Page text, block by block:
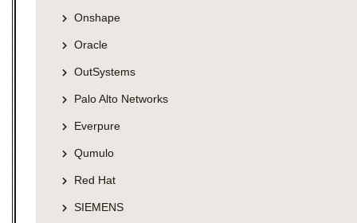
Onshape
Oracle
OutSystems
Palo Alto Networks
Everpure
Qumulo
Red Hat
SIEMENS